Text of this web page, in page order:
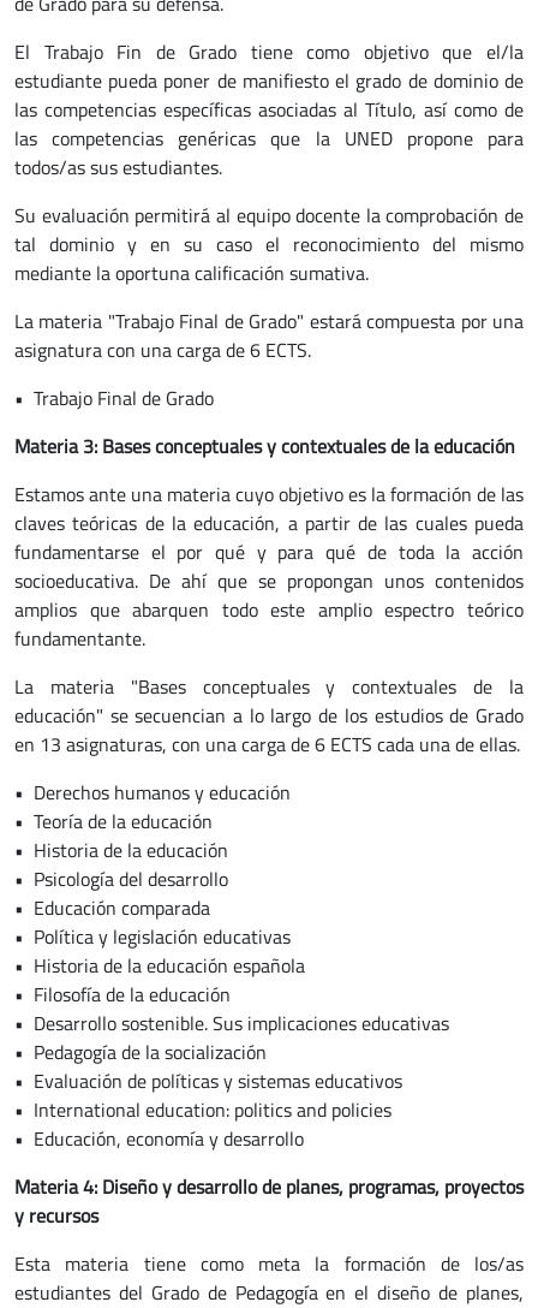
El Trabajo Fin de Grado tiene como objetivo que el/la
estudiante pueda poner de manifiesto el grado de dominio de
las competencias específicas asociadas al Título, así como de
las competencias genéricas que la UNED propone para
todos/as sus estudiantes.
Su evaluación permitirá al equipo docente la comprobación de
tal dominio y en su caso el reconocimiento del mismo
mediante la oportuna calificación sumativa.
La materia "Trabajo Final de Grado" estará compuesta por una
asignatura con una carga de 6 ECTS.
• Trabajo Final de Grado
Materia 3: Bases conceptuales y contextuales de la educación
Estamos ante una materia cuyo objetivo es la formación de las
claves teóricas de la educación, a partir de las cuales pueda
fundamentarse el por qué y para qué de toda la acción
socioeducativa. De ahí que se propongan unos contenidos
amplios que abarquen todo este amplio espectro teórico
fundamentante.
La materia "Bases conceptuales y contextuales de la
educación" se secuencian a lo largo de los estudios de Grado
en 13 asignaturas, con una carga de 6 ECTS cada una de ellas.
• Derechos humanos y educación
• Teoría de la educación
• Historia de la educación
• Psicología del desarrollo
• Educación comparada
• Política y legislación educativas
• Historia de la educación española
• Filosofía de la educación
• Desarrollo sostenible. Sus implicaciones educativas
• Pedagogía de la socialización
• Evaluación de políticas y sistemas educativos
• International education: politics and policies
• Educación, economía y desarrollo
Materia 4: Diseño y desarrollo de planes, programas, proyectos
y recursos
Esta materia tiene como meta la formación de los/as
estudiantes del Grado de Pedagogía en el diseño de planes,